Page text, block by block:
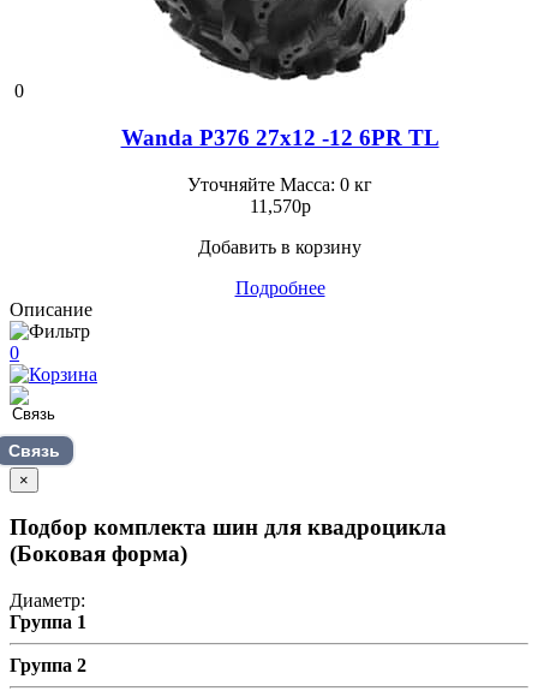
0
Wanda P376 27x12 -12 6PR TL
Уточняйте Масса: 0 кг
11,570p
Добавить в корзину
Подробнее
Описание
0
Связь
×
Подбор комплекта шин для квадроцикла
(Боковая форма)
Диаметр:
Группа 1
Группа 2